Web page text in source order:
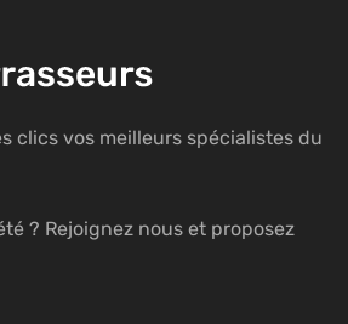
clics vos meilleurs spécialistes du
? Rejoignez nous et proposez